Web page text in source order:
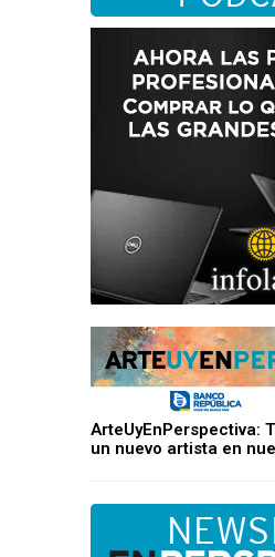
ArteUyEnPerspectiva:
un nuevo artista en